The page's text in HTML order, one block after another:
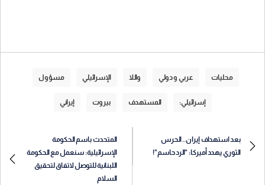
محليات عربي و دولي واللا الإسرائيلي مسؤول
إسرائيلي: المستهدف بيروت إيراني
بعد استهداف إيران.. الحرس
الثوري يهدد أميركا: "الرد حاسم"!
المتحدث باسم الحكومة
الإسرائيلية: سنعمل مع الحكومة
اللبنانية للتوصل لاتفاق لتحقيق
السلام